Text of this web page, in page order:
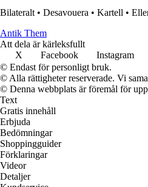
Bilateralt • Desavouera • Kartell •
Antik Them
Att dela är kärleksfullt
X
Facebook Instagram
© Endast för personligt bruk.
© Alla rättigheter reserverade. Vi
© Denna webbplats är föremål för
Text
Gratis innehåll
Erbjuda
Bedömningar
Shoppingguider
Förklaringar
Videor
Detaljer